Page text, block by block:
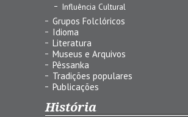
Influência Cultural
Grupos Folclóricos
Idioma
Literatura
Museus e Arquivos
Pêssanka
Tradições populares
Publicações
História